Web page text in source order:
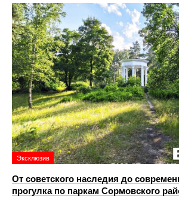
Эксклюзив
От советского наследия до
прогулка по паркам Сормовского